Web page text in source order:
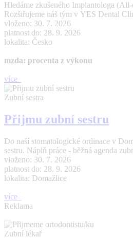
Hledáme zkušeného Implantologa
Rozšiřujeme náš tým v YES Dental
vloženo: 30. 7. 2026
platnost do: 28. 9. 2026
lokalita: Česko
mzda: procenta z výkonu
více
Zubní sestra
Přijmu zubní sestru
Do naší stomatologické ordinace v
sestru. Náplň práce - běžná agenda
vloženo: 30. 7. 2026
platnost do: 28. 9. 2026
lokalita: Domažlice
více
Reklama
Zubní lékař